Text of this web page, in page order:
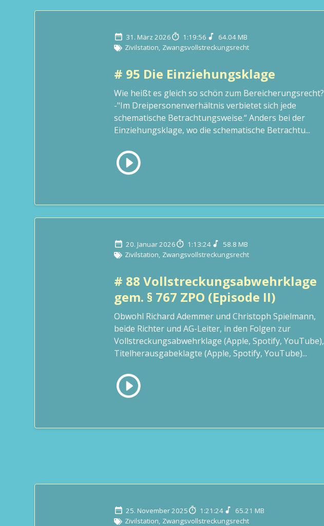
31. März 2026 1:19:56
64.04 MB
Zivilstation, Zwangsvollstreckungsrecht
# 95 Die Einziehungsklage
Wie heißt es gleich so schön zum Bereicherungsrecht?
-"Im Dreipersonenverhältnis verbietet sich jede
schematische Betrachtungsweise.“ Anders bei der
Einziehungsklage, wo die schematische Betrachtu...
20. Januar 2026 1:13:24
58.8 MB
Zivilstation, Zwangsvollstreckungsrecht
# 88 Vollstreckungsabwehrklage
gem. § 767 ZPO (Episode II)
Obwohl Richard Ademmer und Christoph Spielmann,
beide Richter und AG-Leiter, in den Folgen zur
Vollstreckungsabwehrklage (Apple, Spotify, YouTube),
Titelherausgabeklagte (Apple, Spotify, YouTube)...
25. November 2025 1:21:24
65.21 MB
Zivilstation, Zwangsvollstreckungsrecht